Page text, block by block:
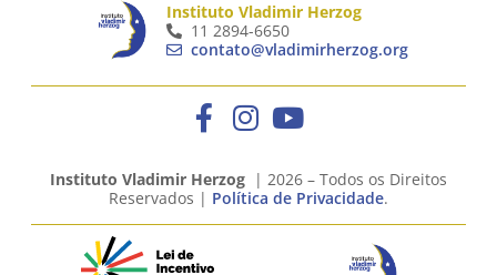
Instituto Vladimir Herzog
11 2894-6650
contato@vladimirherzog.org
Instituto Vladimir Herzog | 2026 – Todos os Direitos
Reservados | Política de Privacidade.